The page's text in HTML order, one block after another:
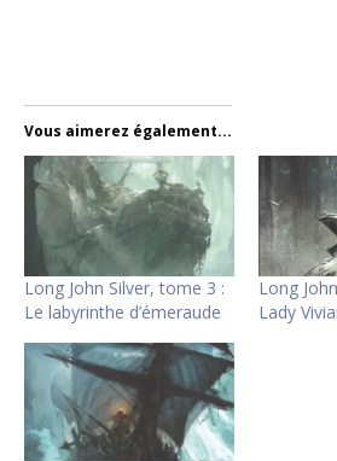
Vous aimerez également...
Long John Silver, tome 3 :
Le labyrinthe d’émeraude
Long
Lady